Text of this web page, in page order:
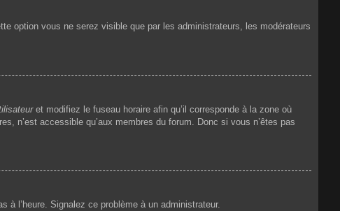
option vous ne serez visible que par les administrateurs, les modérateurs
et modifiez le fuseau horaire afin qu’il corresponde à la zone où
n’est accessible qu’aux membres du forum. Donc si vous n’êtes pas
à l’heure. Signalez ce problème à un administrateur.